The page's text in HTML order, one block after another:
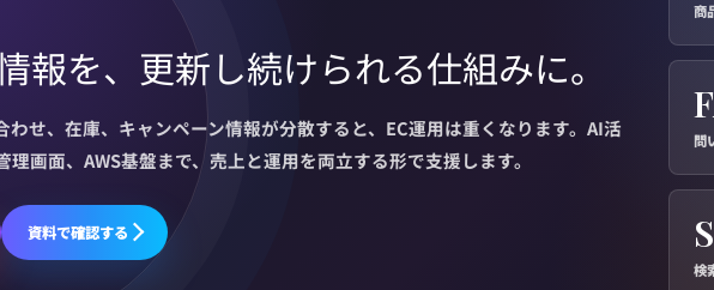
報を、更新し続けられる仕組みに。
わせ、在庫、キャンペーン情報が分散すると、EC運用は重くなります。AI活
理画面、AWS基盤まで、売上と運用を両立する形で支援します。
資料で確認する
商
問
検